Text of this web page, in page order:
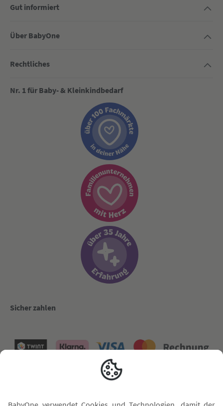
Gut informiert
Über BabyOne
Rechtliches
Nr. 1 für Baby- & Kleinkindbedarf
Sicher zahlen